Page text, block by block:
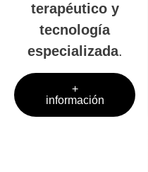
terapéutico y
tecnología
especializada.
+
información